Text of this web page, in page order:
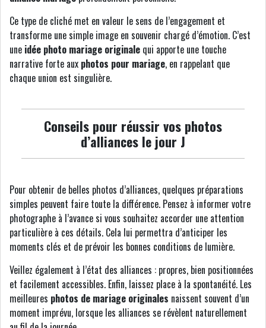
Ce type de cliché met en valeur le sens de l’engagement et
transforme une simple image en souvenir chargé d’émotion. C’est
une idée photo mariage originale qui apporte une touche
narrative forte aux photos pour mariage, en rappelant que
chaque union est singulière.
Conseils pour réussir vos photos
d’alliances le jour J
Pour obtenir de belles photos d’alliances, quelques préparations
simples peuvent faire toute la différence. Pensez à informer votre
photographe à l’avance si vous souhaitez accorder une attention
particulière à ces détails. Cela lui permettra d’anticiper les
moments clés et de prévoir les bonnes conditions de lumière.
Veillez également à l’état des alliances : propres, bien positionnées
et facilement accessibles. Enfin, laissez place à la spontanéité. Les
meilleures photos de mariage originales naissent souvent d’un
moment imprévu, lorsque les alliances se révèlent naturellement